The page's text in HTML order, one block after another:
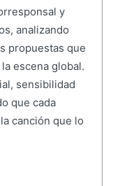
y
analizando
propuestas que
escena global.
sensibilidad
que cada
canción que lo